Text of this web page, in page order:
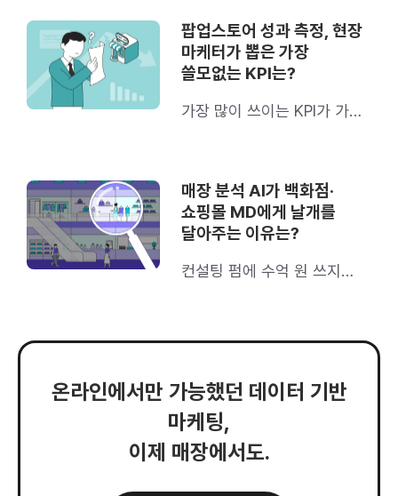
팝업스토어 성과 측정, 현장
마케터가 뽑은 가장
쓸모없는 KPI는?
가장 많이 쓰이는 KPI가 가장
매장 분석 AI가 백화점·
쇼핑몰 MD에게 날개를
달아주는 이유는?
컨설팅 펌에 수억 원 쓰지
온라인에서만 가능했던 데이터 기반
마케팅,
이제 매장에서도.